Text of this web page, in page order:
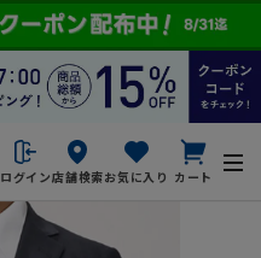
ログイン店舗検索お気に入り カート